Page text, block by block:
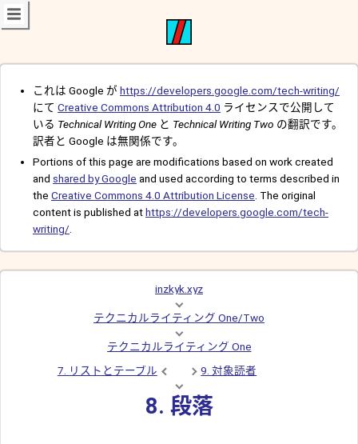
これは Google が https://developers.google.com/tech-writing/
にて Creative Commons Attribution 4.0 ライセンスで公開して
いる Technical Writing One と Technical Writing Two の翻訳です。
訳者と Google は無関係です。
Portions of this page are modifications based on work created
and shared by Google and used according to terms described in
the Creative Commons 4.0 Attribution License . The original
content is published athttps://developers.google.com/tech-
writing/
inzkyk.xyz
テクニカルライティング One/Two
テクニカルライティング One
7. リストとテーブル
9. 対象読者
8. 段落